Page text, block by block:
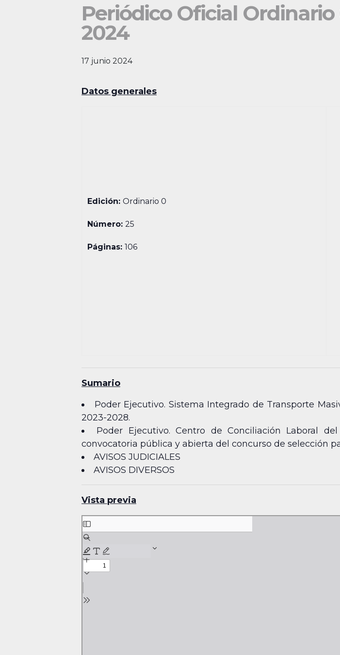
Periódico Oficial Ordinario
2024
17 junio 2024
Datos generales
Edición:Ordinario 0
Número:25
Páginas:106
Sumario
Poder Ejecutivo. Sistema Integrado de Transporte
2023-2028.
Poder Ejecutivo. Centro de Conciliación Laboral
convocatoria pública y abierta del concurso de selección
AVISOS JUDICIALES
AVISOS DIVERSOS
Vista previa
Skip
to
PDF
content